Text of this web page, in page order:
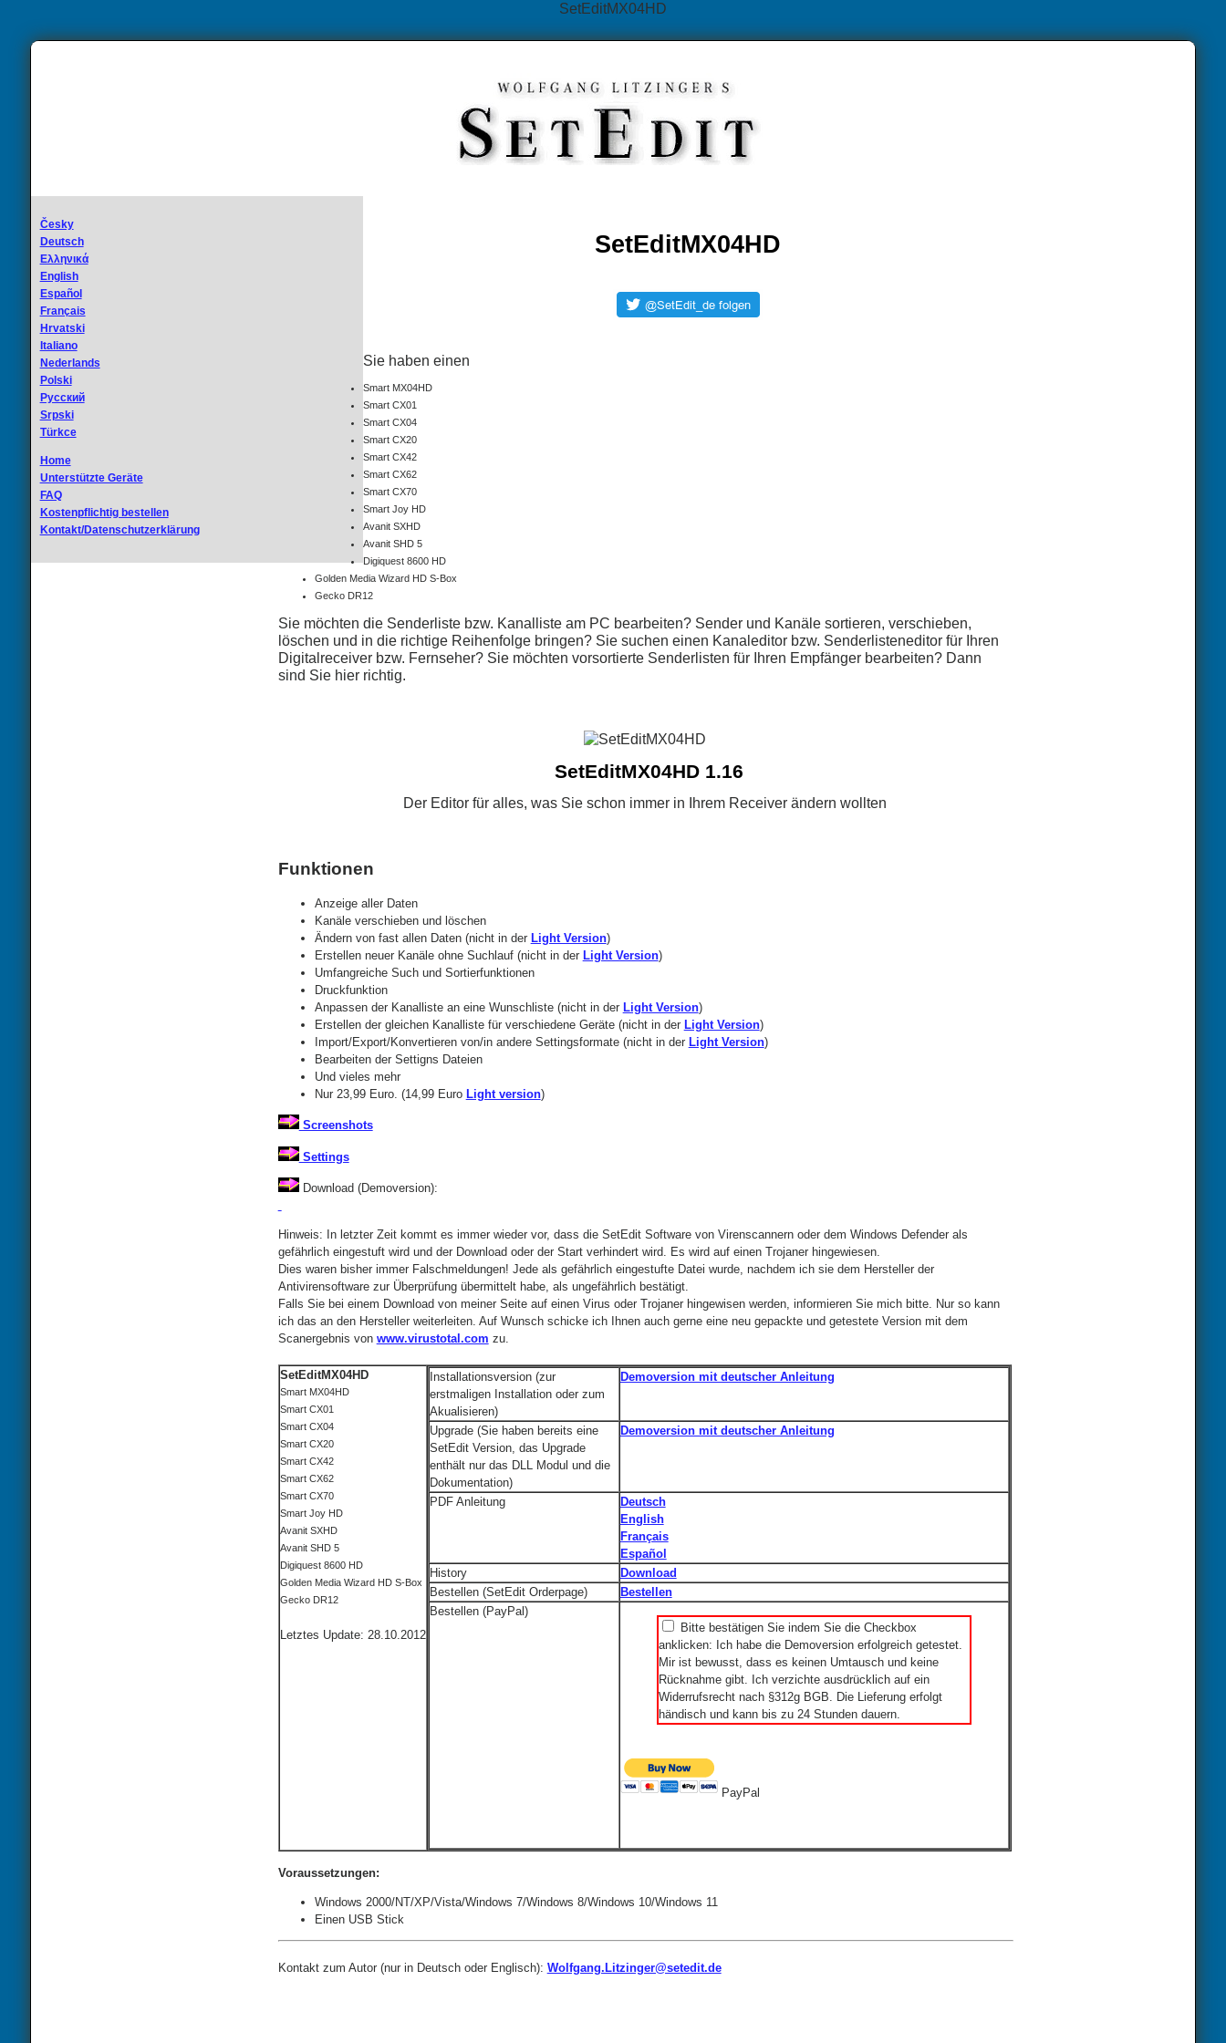
SetEditMX04HD
Česky
Deutsch
Ελληνικά
English
Español
Français
Hrvatski
Italiano
Nederlands
Polski
Русский
Srpski
Türkce
Home
Unterstützte Geräte
FAQ
Kostenpflichtig bestellen
Kontakt/Datenschutzerklärung
SetEditMX04HD
Sie haben einen
Smart MX04HD
Smart CX01
Smart CX04
Smart CX20
Smart CX42
Smart CX62
Smart CX70
Smart Joy HD
Avanit SXHD
Avanit SHD 5
Digiquest 8600 HD
Golden Media Wizard HD S-Box
Gecko DR12
Sie möchten die Senderliste bzw. Kanalliste am PC bearbeiten? Sender und Kanäle sortieren, verschieben,
löschen und in die richtige Reihenfolge bringen? Sie suchen einen Kanaleditor bzw. Senderlisteneditor für Ihren
Digitalreceiver bzw. Fernseher? Sie möchten vorsortierte Senderlisten für Ihren Empfänger bearbeiten? Dann
sind Sie hier richtig.
SetEditMX04HD 1.16
Der Editor für alles, was Sie schon immer in Ihrem Receiver ändern wollten
Funktionen
Anzeige aller Daten
Kanäle verschieben und löschen
Ändern von fast allen Daten (nicht in der Light Version)
Erstellen neuer Kanäle ohne Suchlauf (nicht in der Light Version)
Umfangreiche Such und Sortierfunktionen
Druckfunktion
Anpassen der Kanalliste an eine Wunschliste (nicht in der Light Version)
Erstellen der gleichen Kanalliste für verschiedene Geräte (nicht in der Light Version)
Import/Export/Konvertieren von/in andere Settingsformate (nicht in der Light Version)
Bearbeiten der Settigns Dateien
Und vieles mehr
Nur 23,99 Euro. (14,99 Euro Light version)
Screenshots
Settings
Download (Demoversion):
Hinweis: In letzter Zeit kommt es immer wieder vor, dass die SetEdit Software von Virenscannern oder dem Windows Defender als
gefährlich eingestuft wird und der Download oder der Start verhindert wird. Es wird auf einen Trojaner hingewiesen.
Dies waren bisher immer Falschmeldungen! Jede als gefährlich eingestufte Datei wurde, nachdem ich sie dem Hersteller der
Antivirensoftware zur Überprüfung übermittelt habe, als ungefährlich bestätigt.
Falls Sie bei einem Download von meiner Seite auf einen Virus oder Trojaner hingewisen werden, informieren Sie mich bitte. Nur so kann
ich das an den Hersteller weiterleiten. Auf Wunsch schicke ich Ihnen auch gerne eine neu gepackte und getestete Version mit dem
Scanergebnis von www.virustotal.com zu.
SetEditMX04HD
Smart MX04HD
Smart CX01
Smart CX04
Smart CX20
Smart CX42
Smart CX62
Smart CX70
Smart Joy HD
Avanit SXHD
Avanit SHD 5
Digiquest 8600 HD
Golden Media Wizard HD S-Box
Gecko DR12
Letztes Update: 28.10.2012
Installationsversion (zur
erstmaligen Installation oder zum
Akualisieren)
Demoversion mit deutscher Anleitung
Upgrade (Sie haben bereits eine
SetEdit Version, das Upgrade
enthält nur das DLL Modul und die
Dokumentation)
Demoversion mit deutscher Anleitung
PDF Anleitung
Deutsch
English
Français
Español
History
Download
Bestellen (SetEdit Orderpage)
Bestellen
Bestellen (PayPal)
Bitte bestätigen Sie indem Sie die Checkbox
anklicken: Ich habe die Demoversion erfolgreich getestet.
Mir ist bewusst, dass es keinen Umtausch und keine
Rücknahme gibt. Ich verzichte ausdrücklich auf ein
Widerrufsrecht nach §312g BGB. Die Lieferung erfolgt
händisch und kann bis zu 24 Stunden dauern.
PayPal
Voraussetzungen:
Windows 2000/NT/XP/Vista/Windows 7/Windows 8/Windows 10/Windows 11
Einen USB Stick
Kontakt zum Autor (nur in Deutsch oder Englisch): Wolfgang.Litzinger@setedit.de